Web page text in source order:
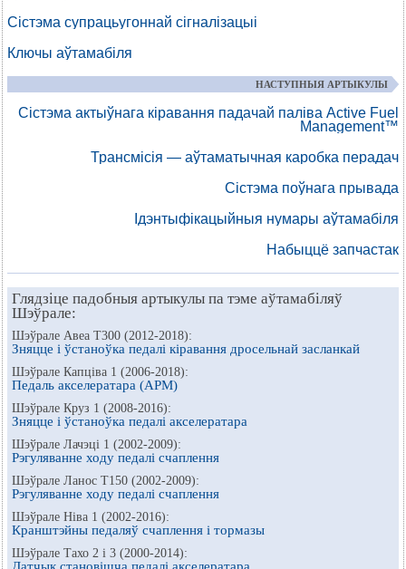
Сістэма супрацьугоннай сігналізацыі
Ключы аўтамабіля
НАСТУПНЫЯ АРТЫКУЛЫ
Сістэма актыўнага кіравання падачай паліва Active Fuel
Management™
Трансмісія — аўтаматычная каробка перадач
Сістэма поўнага прывада
Ідэнтыфікацыйныя нумары аўтамабіля
Набыццё запчастак
Глядзіце падобныя артыкулы па тэме аўтамабіляў
Шэўрале:
Шэўрале Авеа Т300 (2012-2018):
Зняцце і ўстаноўка педалі кіравання дросельнай засланкай
Шэўрале Капціва 1 (2006-2018):
Педаль акселератара (APM)
Шэўрале Круз 1 (2008-2016):
Зняцце і ўстаноўка педалі акселератара
Шэўрале Лачэці 1 (2002-2009):
Рэгуляванне ходу педалі счаплення
Шэўрале Ланос Т150 (2002-2009):
Рэгуляванне ходу педалі счаплення
Шэўрале Ніва 1 (2002-2016):
Кранштэйны педаляў счаплення і тормазы
Шэўрале Тахо 2 і 3 (2000-2014):